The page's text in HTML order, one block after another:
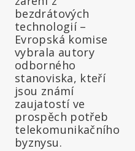
bezdrátových
technologií –
Evropská komise
vybrala autory
odborného
stanoviska, kteří
jsou známí
zaujatostí ve
prospěch potřeb
telekomunikačního
byznysu.